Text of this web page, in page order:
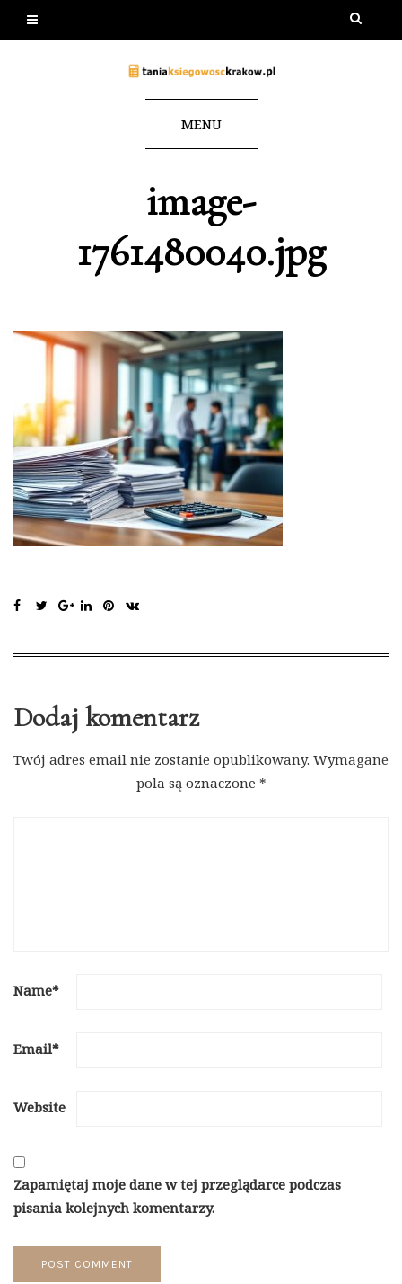
MENU
image-
1761480040.jpg
Dodaj komentarz
Twój adres email nie zostanie opublikowany. Wymagane
pola są oznaczone *
Name*
Email*
Website
Zapamiętaj moje dane w tej przeglądarce podczas
pisania kolejnych komentarzy.